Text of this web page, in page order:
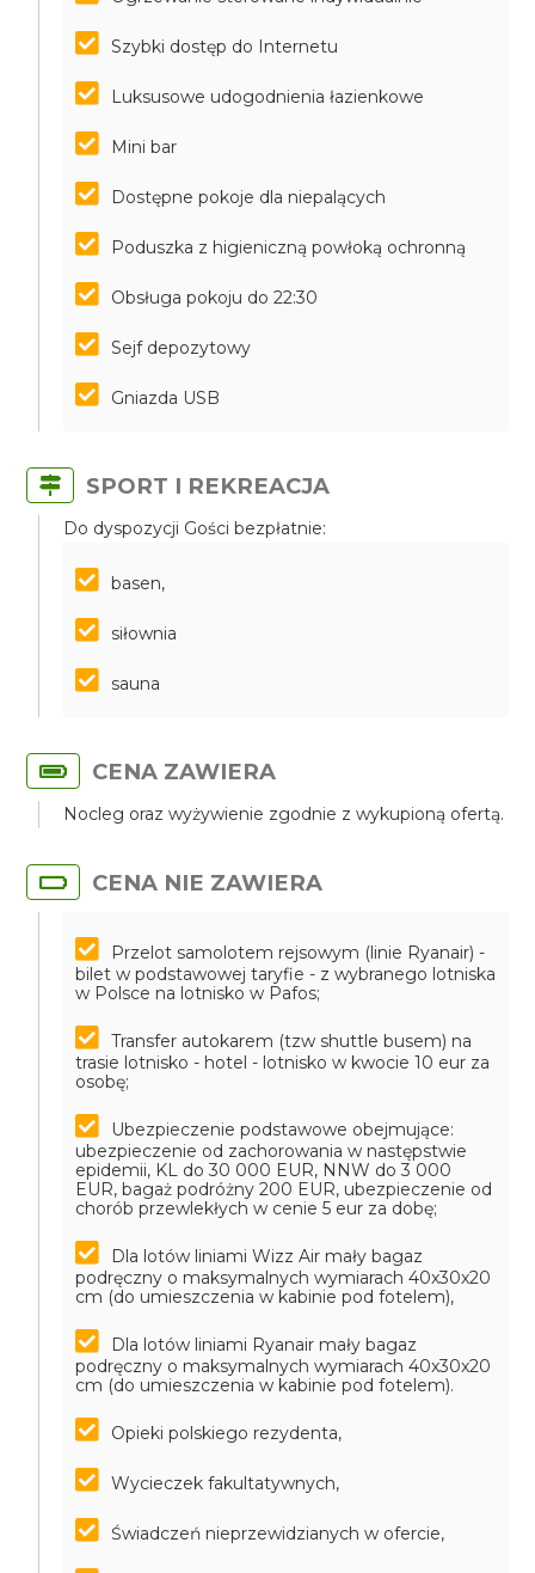
Szybki dostęp do Internetu
Luksusowe udogodnienia łazienkowe
Mini bar
Dostępne pokoje dla niepalących
Poduszka z higieniczną powłoką ochronną
Obsługa pokoju do 22:30
Sejf depozytowy
Gniazda USB
SPORT I REKREACJA
Do dyspozycji Gości bezpłatnie:
basen,
siłownia
sauna
CENA ZAWIERA
Nocleg oraz wyżywienie zgodnie z wykupioną ofertą.
CENA NIE ZAWIERA
Przelot samolotem rejsowym (linie Ryanair) -
bilet w podstawowej taryfie - z wybranego lotniska
w Polsce na lotnisko w Pafos;
Transfer autokarem (tzw shuttle busem) na
trasie lotnisko - hotel - lotnisko w kwocie 10 eur za
osobę;
Ubezpieczenie podstawowe obejmujące:
ubezpieczenie od zachorowania w następstwie
epidemii, KL do 30 000 EUR, NNW do 3 000
EUR, bagaż podróżny 200 EUR, ubezpieczenie od
chorób przewlekłych w cenie 5 eur za dobę;
Dla lotów liniami Wizz Air mały bagaz
podręczny o maksymalnych wymiarach 40x30x20
cm (do umieszczenia w kabinie pod fotelem),
Dla lotów liniami Ryanair mały bagaz
podręczny o maksymalnych wymiarach 40x30x20
cm (do umieszczenia w kabinie pod fotelem).
Opieki polskiego rezydenta,
Wycieczek fakultatywnych,
Świadczeń nieprzewidzianych w ofercie,